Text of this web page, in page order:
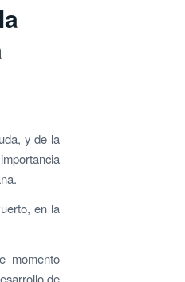
y de la
en la
momento
de